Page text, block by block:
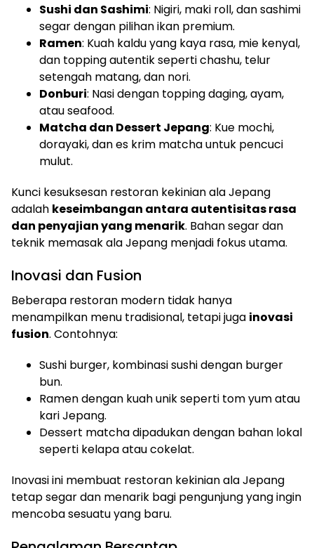
Sushi dan Sashimi: Nigiri, maki roll, dan sashimi
segar dengan pilihan ikan premium.
Ramen: Kuah kaldu yang kaya rasa, mie kenyal,
dan topping autentik seperti chashu, telur
setengah matang, dan nori.
Donburi: Nasi dengan topping daging, ayam,
atau seafood.
Matcha dan Dessert Jepang: Kue mochi,
dorayaki, dan es krim matcha untuk pencuci
mulut.
Kunci kesuksesan restoran kekinian ala Jepang
adalah keseimbangan antara autentisitas rasa
dan penyajian yang menarik. Bahan segar dan
teknik memasak ala Jepang menjadi fokus utama.
Inovasi dan Fusion
Beberapa restoran modern tidak hanya
menampilkan menu tradisional, tetapi juga inovasi
fusion. Contohnya:
Sushi burger, kombinasi sushi dengan burger
bun.
Ramen dengan kuah unik seperti tom yum atau
kari Jepang.
Dessert matcha dipadukan dengan bahan lokal
seperti kelapa atau cokelat.
Inovasi ini membuat restoran kekinian ala Jepang
tetap segar dan menarik bagi pengunjung yang ingin
mencoba sesuatu yang baru.